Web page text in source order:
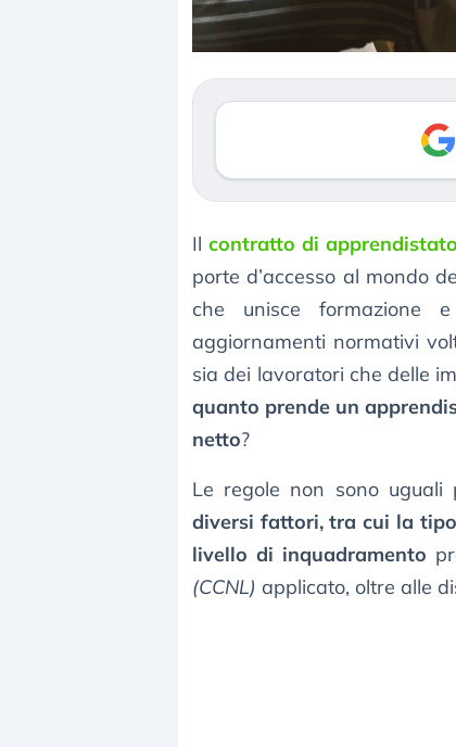
Ilcontratto di apprendistato
porte d’accesso al mondo
che unisce formazione
aggiornamenti normativi
sia dei lavoratori che delle
quanto prende un
netto?
Le regole non sono uguali
diversi fattori, tra cui la
livello di inquadramento
(CCNL) applicato, oltre alle
Dalle valutazioni
correzione. Cosa
repricing degli
3 agosto 2026